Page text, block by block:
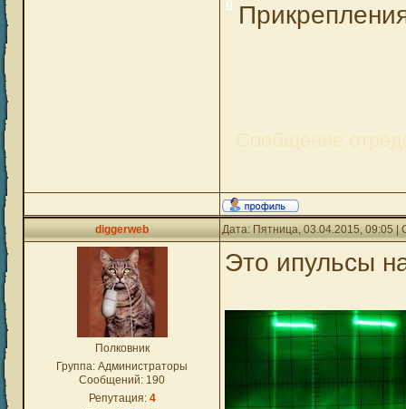
diggerweb Дата: Пятница, 03.04.2015, 09:05
Полковник
Группа: Администраторы
Сообщений: 190
Репутация: 4
Это ипульсы